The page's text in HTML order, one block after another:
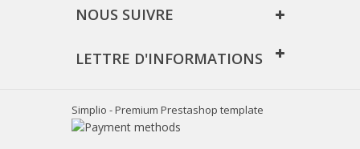
NOUS SUIVRE
LETTRE D'INFORMATIONS
Simplio - Premium Prestashop template